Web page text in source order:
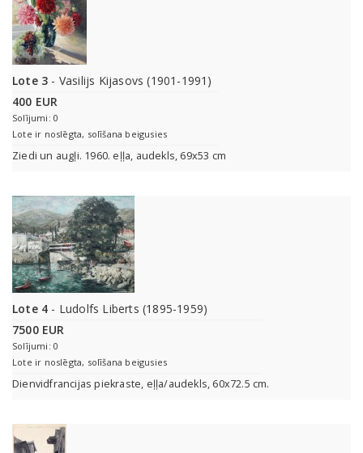
Lote 3 - Vasilijs Kijasovs (1901-1991)
400 EUR
Solījumi: 0
Lote ir noslēgta, solīšana beigusies
Ziedi un augļi. 1960. eļļa, audekls, 69x53 cm
Lote 4 - Ludolfs Liberts (1895-1959)
7500 EUR
Solījumi: 0
Lote ir noslēgta, solīšana beigusies
Dienvidfrancijas piekraste, eļļa/audekls, 60x72.5 cm.